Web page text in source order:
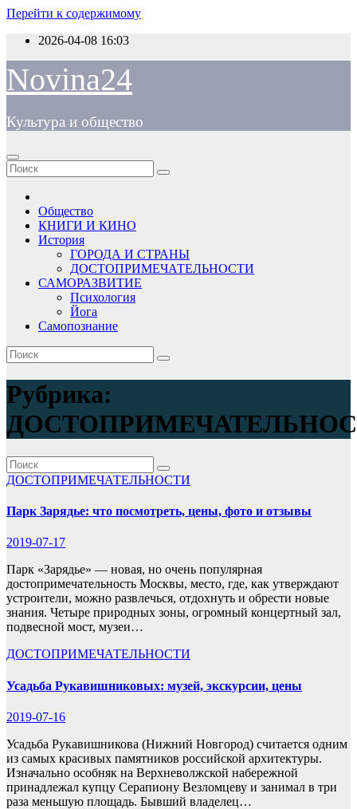
Перейти к содержимому
2026-04-08 16:03
Novina24
Культура и общество
Общество
КНИГИ И КИНО
История
ГОРОДА И СТРАНЫ
ДОСТОПРИМЕЧАТЕЛЬНОСТИ
САМОРАЗВИТИЕ
Психология
Йога
Самопознание
Рубрика:
ДОСТОПРИМЕЧАТЕЛЬНОСТИ
Парк Зарядье: что посмотреть, цены, фото и отзывы
2019-07-17
Парк «Зарядье» — новая, но очень популярная
достопримечательность Москвы, место, где, как утверждают
устроители, можно развлечься, отдохнуть и обрести новые
знания. Четыре природных зоны, огромный концертный зал,
подвесной мост, музеи…
ДОСТОПРИМЕЧАТЕЛЬНОСТИ
Усадьба Рукавишниковых: музей, экскурсии, цены
2019-07-16
Усадьба Рукавишникова (Нижний Новгород) считается одним
из самых красивых памятников российской архитектуры.
Изначально особняк на Верхневолжской набережной
принадлежал купцу Серапиону Везломцеву и занимал в три
раза меньшую площадь. Бывший владелец…